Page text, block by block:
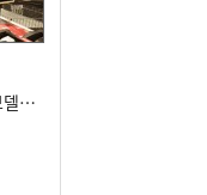
산소호흡기 단 홈플러스, ‘트레이더 조’ 모델로 살아날까